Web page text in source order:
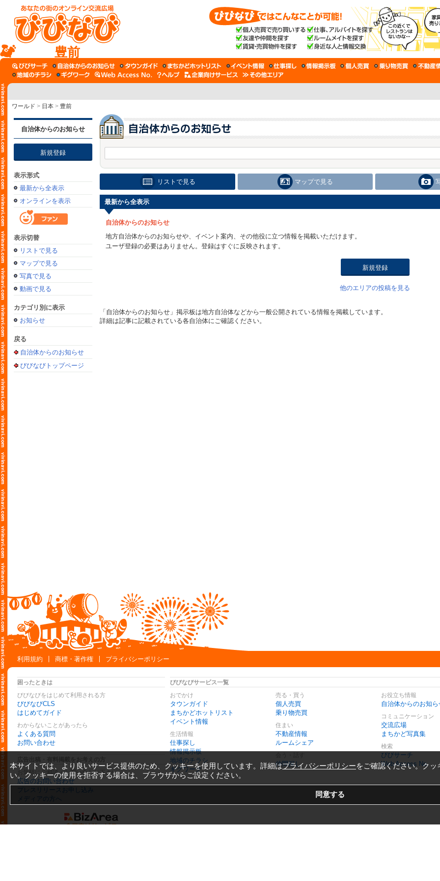
豊前
ワールド > 日本 > 豊前
自治体からのお知らせ
新規登録
表示形式
最新から全表示
オンラインを表示
表示切替
リストで見る
マップで見る
写真で見る
動画で見る
カテゴリ別に表示
お知らせ
戻る
自治体からのお知らせ
びびなびトップページ
リストで見る マップで見る
最新から全表示
自治体からのお知らせ
地方自治体からのお知らせや、イベント案内、その他役に立つ情報を掲載いただけます。
ユーザ登録の必要はありません。登録はすぐに反映されます。
新規登録
他のエリアの投稿を見る
「自治体からのお知らせ」掲示板は地方自治体などから一般公開されている情報を掲載しています。
詳細は記事に記載されている各自治体にご確認ください。
利用規約
商標・著作権 プライバシーポリシー
困ったときは
びびなびをはじめて利用される方
びびなびCLS
はじめてガイド
わからないことがあったら
よくある質問
お問い合わせ
お気軽にご相談・お問い合わせ下さい
広告のお問い合わせ
プレスリリースお申し込み
メディアの方へ
びびなびサービス一覧
おでかけ
タウンガイド
まちかどホットリスト
イベント情報
生活情報
仕事探し
情報掲示板
地域のチラシ
ギグワーク
売る・買う
個人売買
乗り物売買
住まい
不動産情報
ルームシェア
仲間探し
お役立ち情報
自治体からのお知ら
コミュニケーション
交流広場
まちかど写真集
検索
びびサーチ
Web Access No.
本サイトでは、より良いサービス提供のため、クッキーを使用しています。詳細はプライバシーポリシーをご確認ください。ク
い。クッキーの使用を拒否する場合は、ブラウザからご設定ください。